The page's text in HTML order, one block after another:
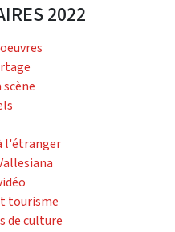
2022
l'étranger
tourisme
de culture